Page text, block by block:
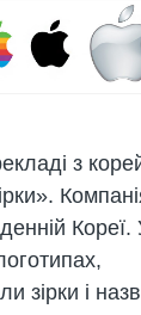
з
Кореї.
зірки і